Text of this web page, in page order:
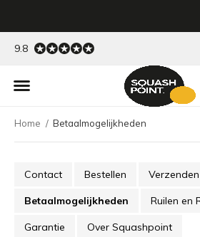
9.8
Home Betaalmogelijkheden
Contact Bestellen
Betaalmogelijkheden Ruilen en
Garantie Over Squashpoint